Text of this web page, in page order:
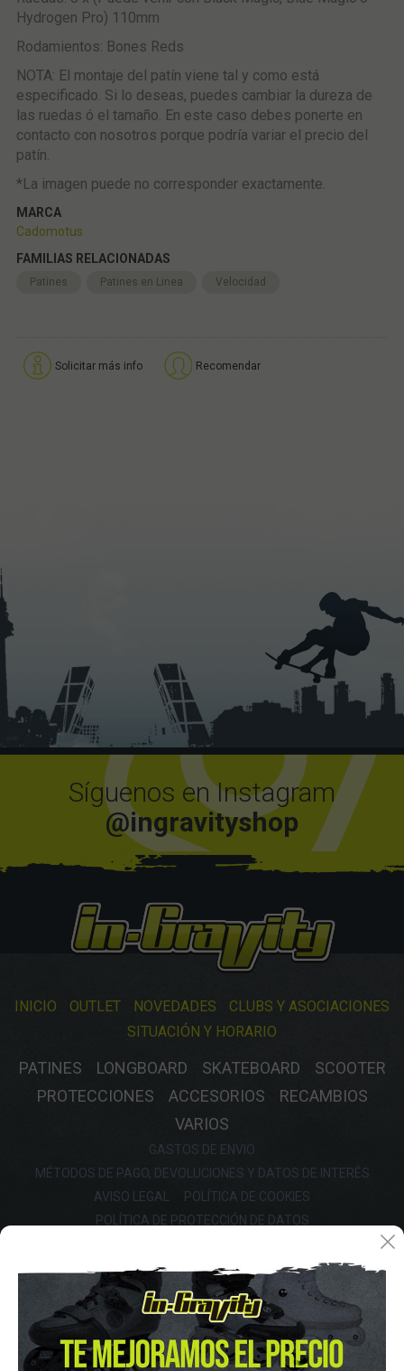
Hydrogen Pro) 110mm
Rodamientos: Bones Reds
NOTA: El montaje del patín viene tal y como está
especificado. Si lo deseas, puedes cambiar la dureza de
las ruedas ó el tamaño. En este caso debes ponerte en
contacto con nosotros porque podría variar el precio del
patín.
*La imagen puede no corresponder exactamente.
MARCA
Cadomotus
FAMILIAS RELACIONADAS
Patines Patines en Linea Velocidad
Solicitar más info Recomendar
Síguenos en Instagram
@ingravityshop
INICIO OUTLET NOVEDADES
CLUBS Y ASOCIACIONES
SITUACIÓN Y HORARIO
PATINES LONGBOARD SKATEBOARD
SCOOTER
PROTECCIONES
ACCESORIOS
RECAMBIOS
VARIOS
GASTOS DE ENVIO
MÉTODOS DE PAGO, DEVOLUCIONES Y DATOS DE INTERÉS
AVISO LEGAL
POLÍTICA DE COOKIES
POLÍTICA DE PROTECCIÓN DE DATOS
FINANCIA CON: